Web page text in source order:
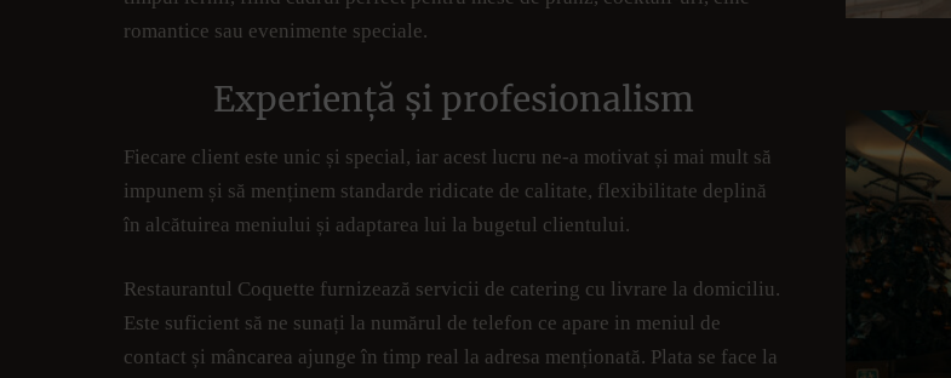
romantice sau evenimente speciale.
Experiență și profesionalism
Fiecare client este unic și special, iar acest lucru ne-a motivat și mai mult să
impunem și să menținem standarde ridicate de calitate, flexibilitate deplină
în alcătuirea meniului și adaptarea lui la bugetul clientului.
Restaurantul Coquette furnizează servicii de catering cu livrare la domiciliu.
Este suficient să ne sunați la numărul de telefon ce apare in meniul de
contact și mâncarea ajunge în timp real la adresa menționată. Plata se face la